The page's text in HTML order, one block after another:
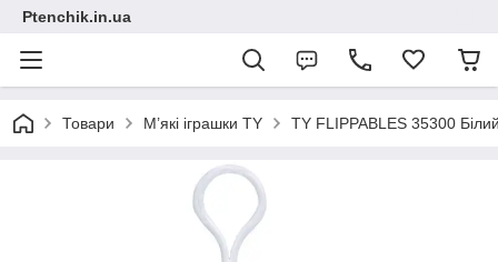
Ptenchik.in.ua
Товари М’які іграшки TY TY FLIPPABLES 35300